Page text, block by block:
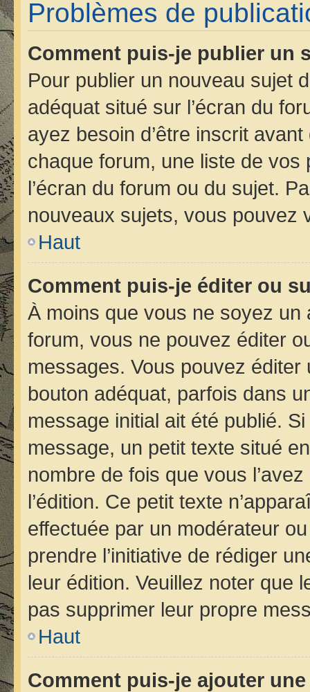
Problèmes de
Comment puis-je publier un
Pour publier un nouveau sujet
adéquat situé sur l’écran du
ayez besoin d’être inscrit
chaque forum, une liste de
l’écran du forum ou du sujet.
nouveaux sujets, vous pouvez
Haut
Comment puis-je éditer ou
À moins que vous ne soyez
forum, vous ne pouvez éditer
messages. Vous pouvez
bouton adéquat, parfois dans
message initial ait été publié.
message, un petit texte situé
nombre de fois que vous
l’édition. Ce petit texte
effectuée par un modérateur
prendre l’initiative de rédiger
leur édition. Veuillez noter que
pas supprimer leur propre
Haut
Comment puis-je ajouter